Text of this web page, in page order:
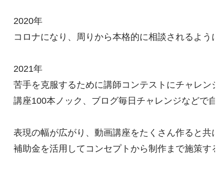
2020年
コロナになり、周りから本格的に相談されるよう
2021年
苦手を克服するために講師コンテストにチャレンジ
講座100本ノック、ブログ毎日チャレンジなどで自
表現の幅が広がり、動画講座をたくさん作ると共に
補助金を活用してコンセプトから制作まで施策す